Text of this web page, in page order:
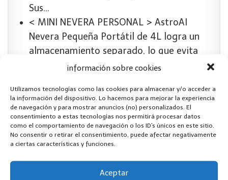
información sobre cookies
Utilizamos tecnologías como las cookies para almacenar y/o acceder a
la información del dispositivo. Lo hacemos para mejorar la experiencia
de navegación y para mostrar anuncios (no) personalizados. El
consentimiento a estas tecnologías nos permitirá procesar datos
como el comportamiento de navegación o los ID's únicos en este sitio.
No consentir o retirar el consentimiento, puede afectar negativamente
a ciertas características y funciones.
Aceptar
Sus…
< MINI NEVERA PERSONAL > AstroAI
Nevera Pequeña Portátil de 4L logra un
almacenamiento separado, lo que evita
interior puede enfriarse de 18 ° C a 22 °
C por debajo de la temperatura…
38,99 EUR